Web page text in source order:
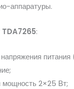
аппаратуры.
:
2×25 Вт;